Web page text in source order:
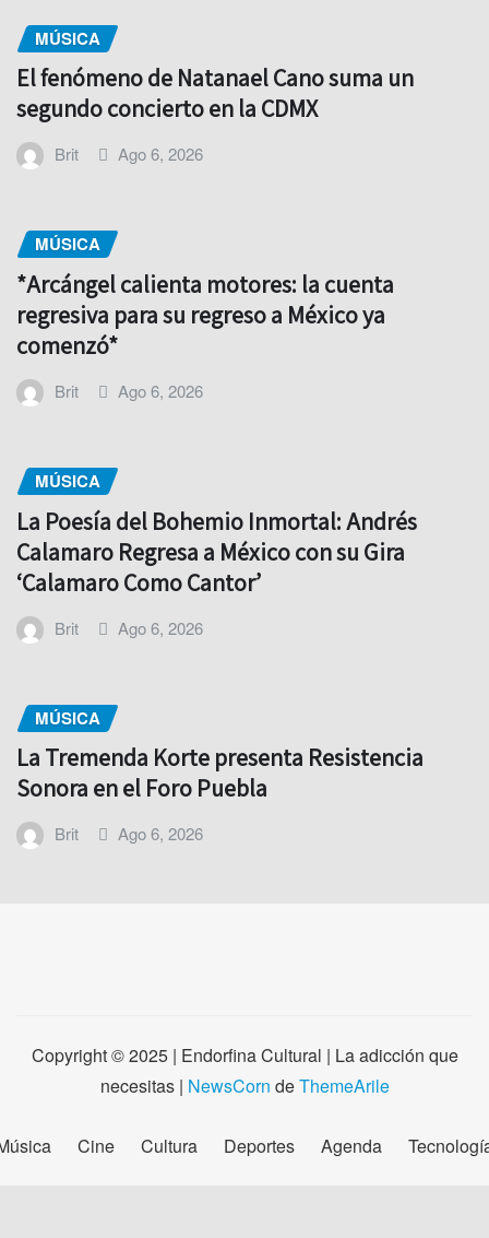
MÚSICA
El fenómeno de Natanael Cano suma un
segundo concierto en la CDMX
Brit Ago 6, 2026
MÚSICA
*Arcángel calienta motores: la cuenta
regresiva para su regreso a México ya
comenzó*
Brit Ago 6, 2026
MÚSICA
La Poesía del Bohemio Inmortal: Andrés
Calamaro Regresa a México con su Gira
‘Calamaro Como Cantor’
Brit Ago 6, 2026
MÚSICA
La Tremenda Korte presenta Resistencia
Sonora en el Foro Puebla
Brit Ago 6, 2026
Copyright © 2025 | Endorfina Cultural | La adicción que
necesitas | NewsCorn deThemeArile
Cine Cultura Deportes Agenda